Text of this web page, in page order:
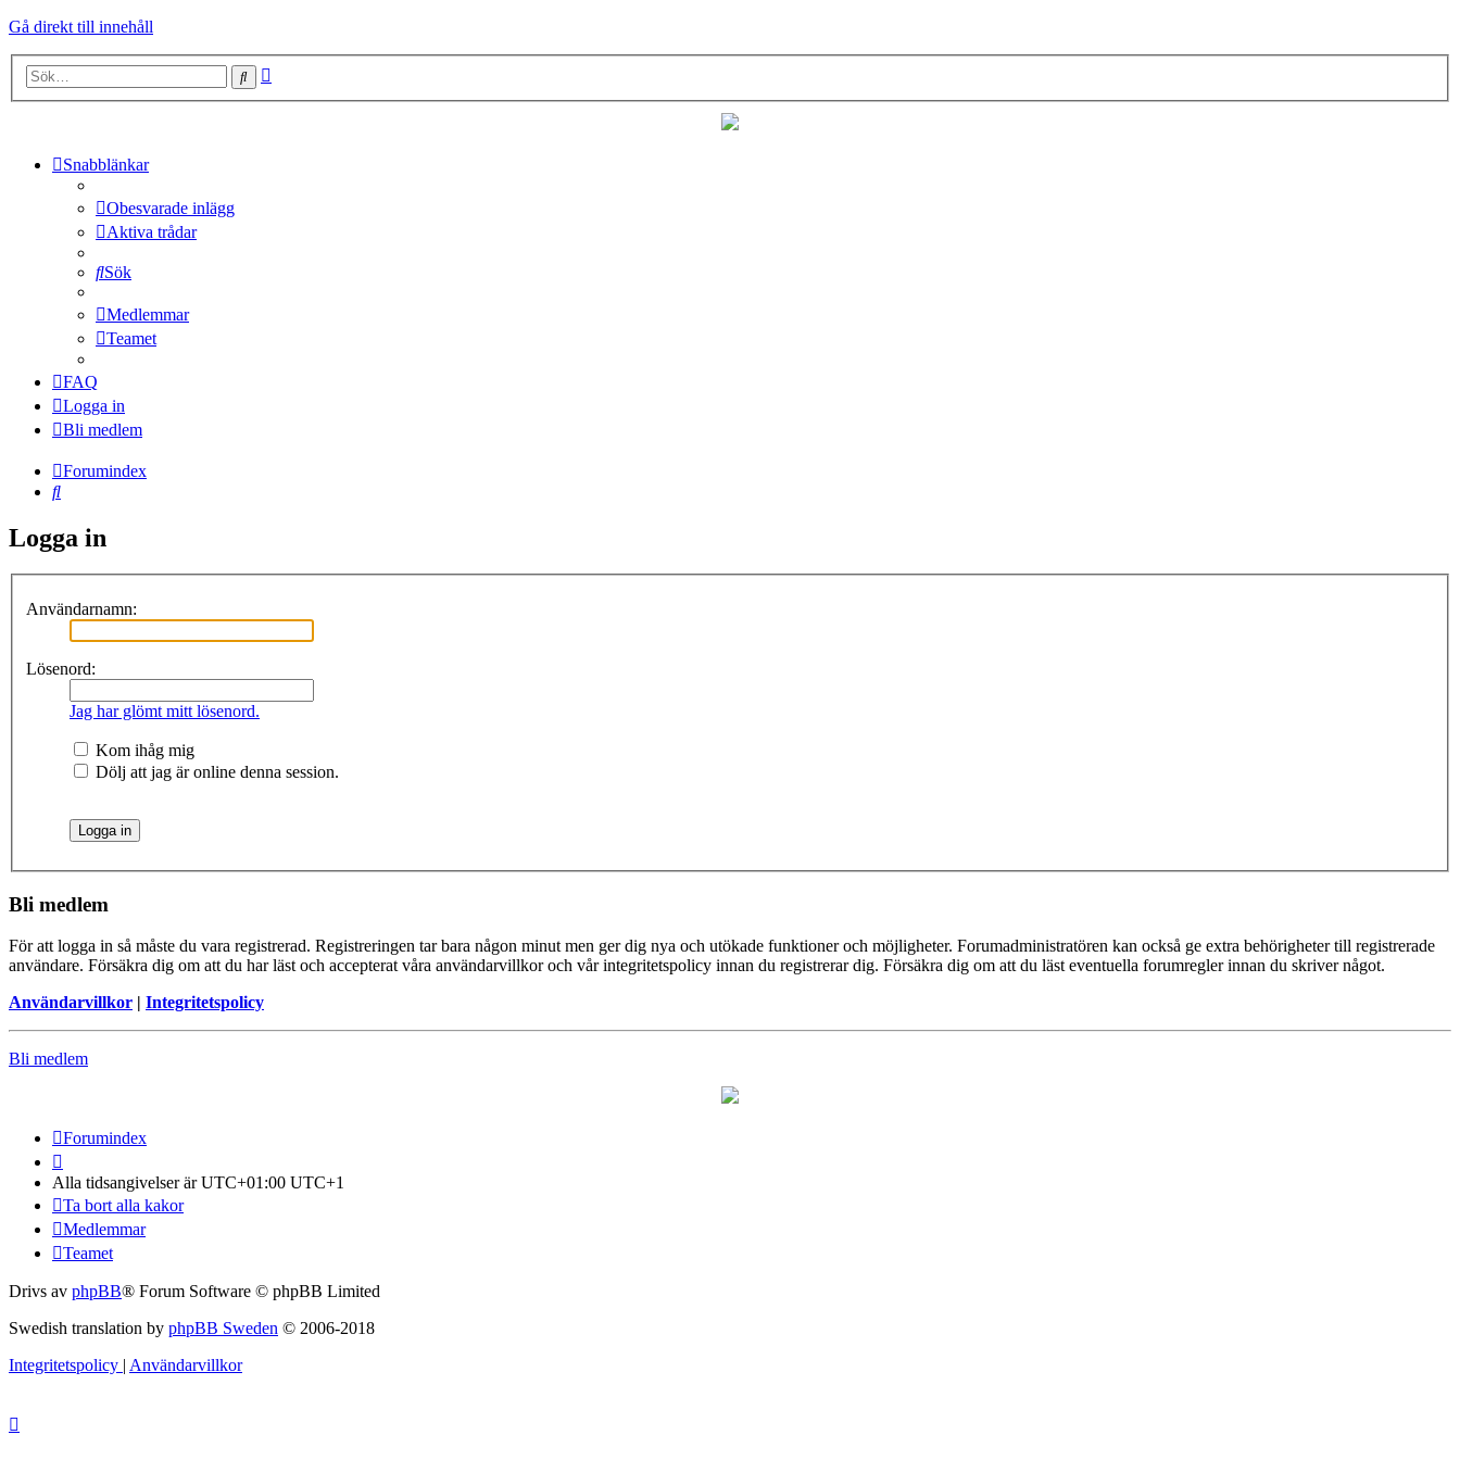
Gå direkt till innehåll
Sök
Snabblänkar
Obesvarade inlägg
Aktiva trådar
Sök
Medlemmar
Teamet
FAQ
Logga in
Bli medlem
Forumindex
Sök
Logga in
Användarnamn:
Lösenord:
Jag har glömt mitt lösenord.
Kom ihåg mig
Dölj att jag är online denna session.
Bli medlem
För att logga in så måste du vara registrerad. Registreringen tar bara någon minut men ger dig nya och utökade funktioner och möjligheter. Forumadministratören kan också ge extra behörigheter till registrerade
användare. Försäkra dig om att du har läst och accepterat våra användarvillkor och vår integritetspolicy innan du registrerar dig. Försäkra dig om att du läst eventuella forumregler innan du skriver något.
Användarvillkor | Integritetspolicy
Bli medlem
Forumindex
Alla tidsangivelser är UTC+01:00 UTC+1
Ta bort alla kakor
Medlemmar
Teamet
Drivs av phpBB® Forum Software © phpBB Limited
Swedish translation by phpBB Sweden © 2006-2018
Integritetspolicy | Användarvillkor